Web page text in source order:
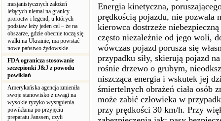
mesjanistycznych założeń
leżących niemal na granicy
proroctw i legend, u których
podstaw leży jeden cel – że na
obszarze, gdzie obecnie toczą się
walki na Ukrainie, ma powstać
nowe państwo żydowskie.
FDA ogranicza stosowanie
szczepionki J&J z powodu
powikłań
Amerykańska agencja zmieniła
swoje stanowisko z uwagi na
wysokie ryzyko wystąpienia
powikłania po przyjęciu
preparatu Janssen, czyli
Energia kinetyczna,
prędkością pojazdu, nie pozwala
kierowca dostrzeże
często niezależnie od jego woli,
wówczas pojazd porusza się
przypadku siły, skierują pojazd
rośnie drzewo o grubym,
niszcząca energia i wskutek jej
śmiertelnych obrażeń ciała osób
może zabić człowieka w
przy prędkości 30 km/h. Przy